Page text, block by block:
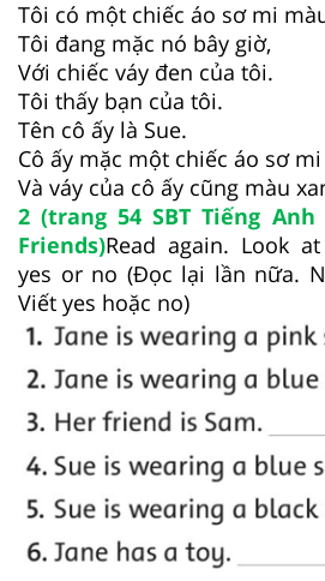
Tôi có một chiếc áo sơ mi
Tôi đang mặc nó bây giờ,
Với chiếc váy đen của tôi.
Tôi thấy bạn của tôi.
Tên cô ấy là Sue.
Cô ấy mặc một chiếc áo sơ
Và váy của cô ấy cũng màu
2 (trang 54 SBT Tiếng
Friends)Read again. Look
yes or no (Đọc lại lần nữa.
Viết yes hoặc no)